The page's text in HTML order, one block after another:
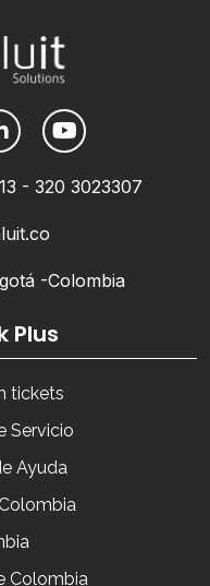
- 320 3023307
-Colombia
Plus
tickets
Servicio
Ayuda
Colombia